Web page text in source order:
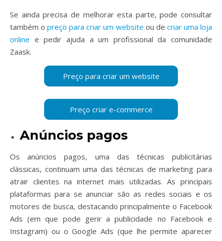
Se ainda precisa de melhorar esta parte, pode consultar
também opreço para criar um website ou de criar uma loja
online e pedir ajuda a um profissional da comunidade
Zaask.
Anúncios pagos
Os anúncios pagos, uma das técnicas publicitárias
clássicas, continuam uma das técnicas de marketing para
atrair clientes na internet mais utilizadas. As principais
plataformas para se anunciar são as redes sociais e os
motores de busca, destacando principalmente o Facebook
Ads (em que pode gerir a publicidade no Facebook e
Instagram) ou o Google Ads (que lhe permite aparecer